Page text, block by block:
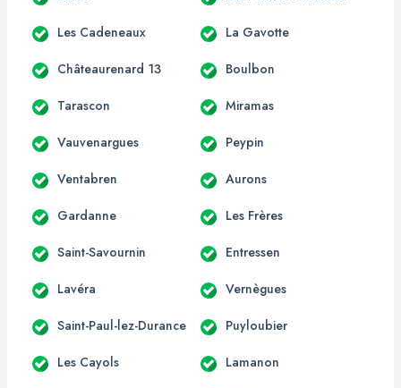
Les Cadeneaux La Gavotte
Châteaurenard 13 Boulbon
Tarascon Miramas
Vauvenargues Peypin
Ventabren Aurons
Gardanne Les Frères
Saint-Savournin Entressen
Lavéra Vernègues
Saint-Paul-lez-Durance Puyloubier
Les Cayols Lamanon